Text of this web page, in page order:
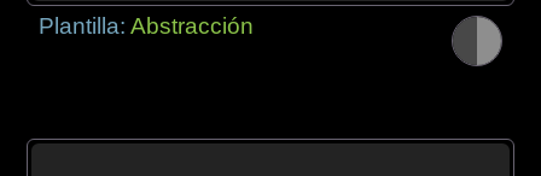
Plantilla:Abstracción